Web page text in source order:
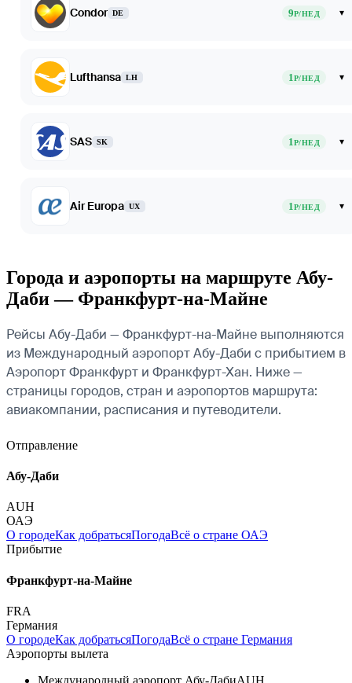
Condor DE 9Р/НЕД ▾
Lufthansa LH 1Р/НЕД ▾
SAS SK 1Р/НЕД ▾
Air Europa UX 1Р/НЕД ▾
Города и аэропорты на маршруте Абу-
Даби — Франкфурт-на-Майне
Рейсы Абу-Даби — Франкфурт-на-Майне выполняются
из Международный аэропорт Абу-Даби с прибытием в
Аэропорт Франкфурт и Франкфурт-Хан. Ниже —
страницы городов, стран и аэропортов маршрута:
авиакомпании, расписания и путеводители.
Отправление
Абу-Даби
AUH
ОАЭ
О городеКак добратьсяПогодаВсё о стране ОАЭ
Прибытие
Франкфурт-на-Майне
FRA
Германия
О городеКак добратьсяПогодаВсё о стране Германия
Аэропорты вылета
Международный аэропорт Абу-ДабиAUH